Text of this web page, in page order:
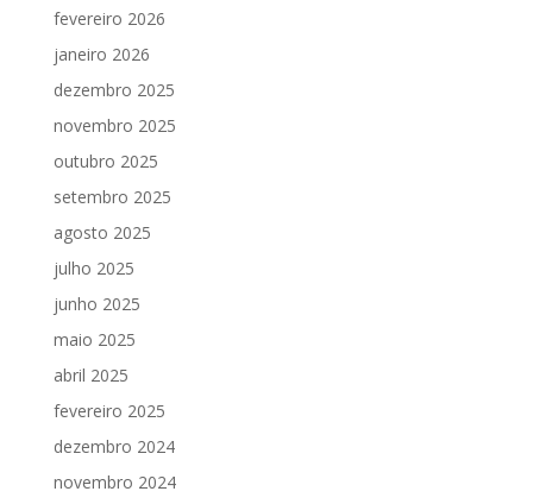
fevereiro 2026
janeiro 2026
dezembro 2025
novembro 2025
outubro 2025
setembro 2025
agosto 2025
julho 2025
junho 2025
maio 2025
abril 2025
fevereiro 2025
dezembro 2024
novembro 2024